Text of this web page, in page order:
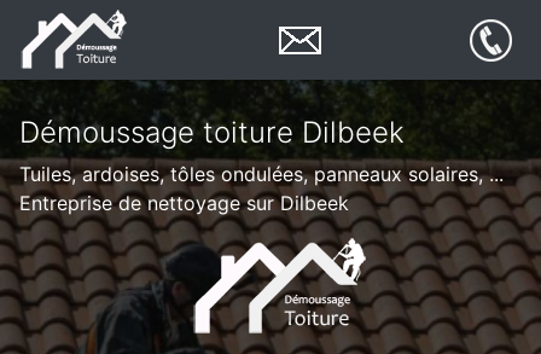
Démoussage toiture Dilbeek
Tuiles, ardoises, tôles ondulées, panneaux solaires, ...
Entreprise de nettoyage sur Dilbeek